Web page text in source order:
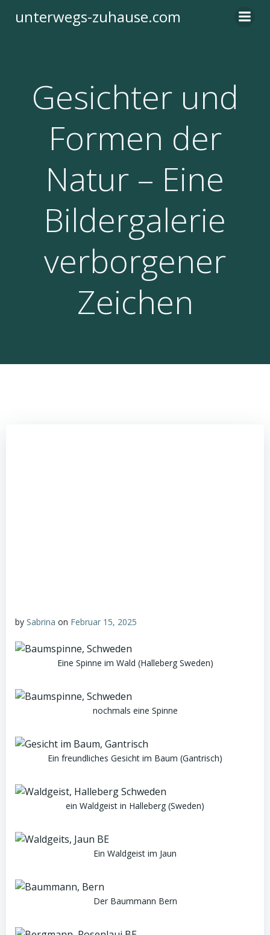
Inhalt
unterwegs-zuhause.com
Gesichter und
Formen der
Natur – Eine
Bildergalerie
verborgener
Zeichen
by Sabrina on Februar 15, 2025
Eine Spinne im Wald (Halleberg Sweden)
nochmals eine Spinne
Ein freundliches Gesicht im Baum (Gantrisch)
ein Waldgeist in Halleberg (Sweden)
Ein Waldgeist im Jaun
Der Baummann Bern